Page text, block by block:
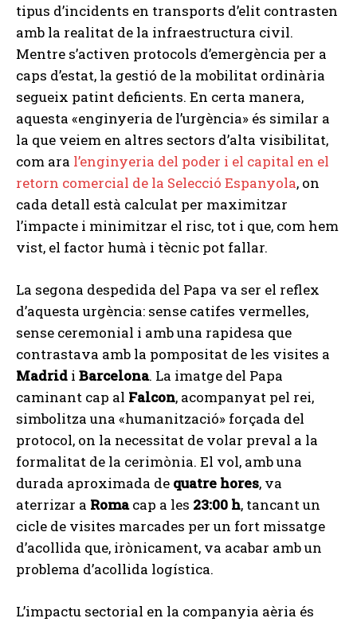
tipus d’incidents en transports d’elit contrasten
amb la realitat de la infraestructura civil.
Mentre s’activen protocols d’emergència per a
caps d’estat, la gestió de la mobilitat ordinària
segueix patint deficients. En certa manera,
aquesta «enginyeria de l’urgència» és similar a
la que veiem en altres sectors d’alta visibilitat,
com ara l’enginyeria del poder i el capital en el
retorn comercial de la Selecció Espanyola, on
cada detall està calculat per maximitzar
l’impacte i minimitzar el risc, tot i que, com hem
vist, el factor humà i tècnic pot fallar.
La segona despedida del Papa va ser el reflex
d’aquesta urgència: sense catifes vermelles,
sense ceremonial i amb una rapidesa que
contrastava amb la pompositat de les visites a
Madrid i Barcelona. La imatge del Papa
caminant cap al Falcon, acompanyat pel rei,
simbolitza una «humanització» forçada del
protocol, on la necessitat de volar preval a la
formalitat de la cerimònia. El vol, amb una
durada aproximada de quatre hores, va
aterrizar a Romacap a les 23:00 h, tancant un
cicle de visites marcades per un fort missatge
d’acollida que, irònicament, va acabar amb un
problema d’acollida logística.
L’impactu sectorial en la companyia aèria és